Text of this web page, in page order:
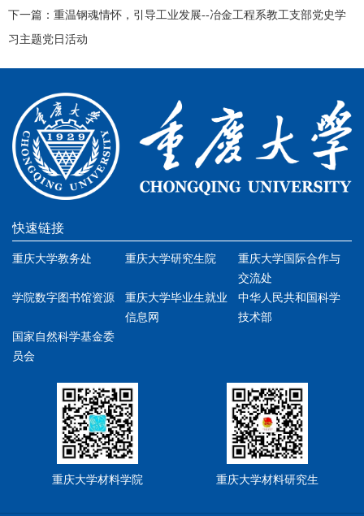
下一篇： 重温钢魂情怀，引导工业发展--冶金工程系教工支部党史学
习主题党日活动
快速链接
重庆大学教务处 重庆大学研究生院
重庆大学国际合作与
交流处
学院数字图书馆资源
重庆大学毕业生就业
信息网
中华人民共和国科学
技术部
国家自然科学基金委
员会
重庆大学材料学院 重庆大学材料研究生